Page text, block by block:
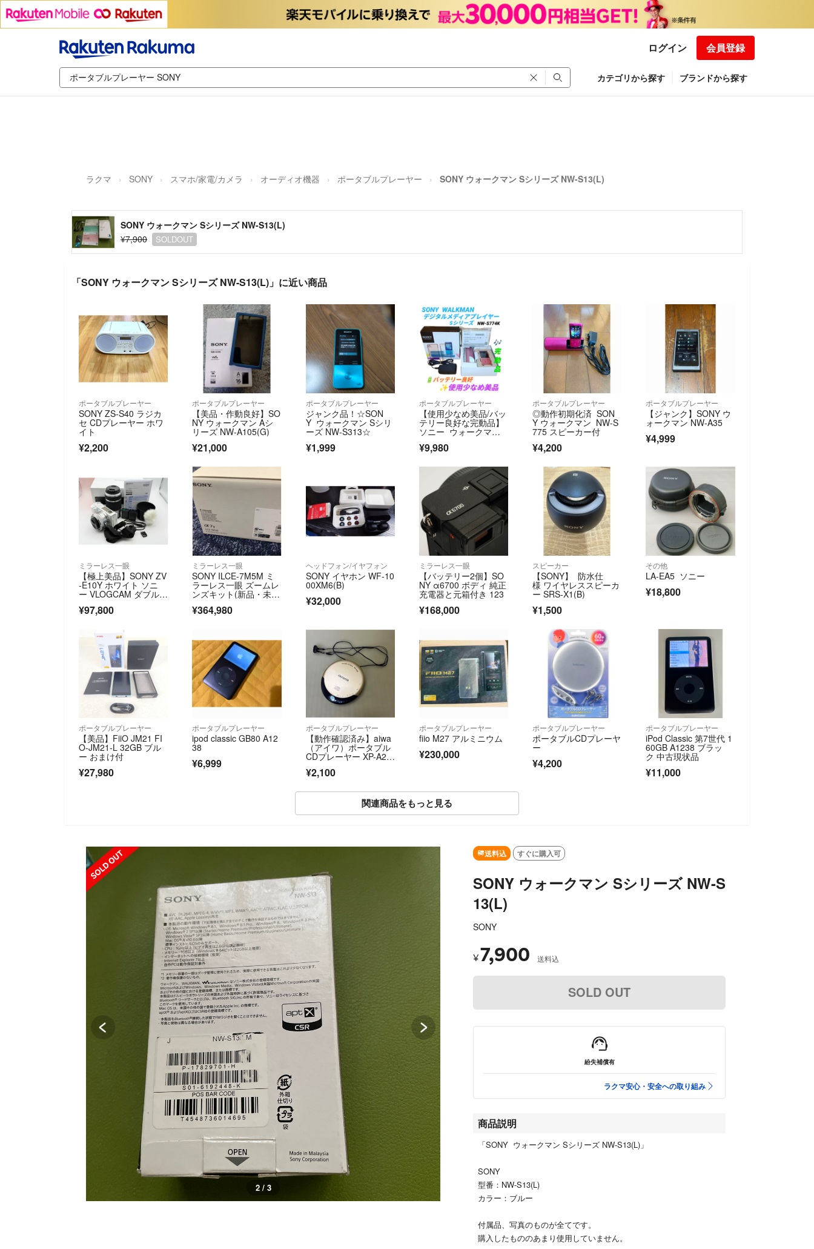
ログイン 会員登録
カテゴリから探す ブランドから探す
ラクマ SONY スマホ/家電/カメラ オーディオ機器 ポータブルプレーヤー SONY ウォークマン Sシリーズ NW-S13(L)
SONY ウォークマン Sシリーズ NW-S13(L)
¥7,900
SOLDOUT
「SONY ウォークマン Sシリーズ NW-S13(L)」に近い商品
ポータブルプレーヤー
SONY ZS-S40 ラジカ
セ CDプレーヤー ホワ
イト
¥2,200
ポータブルプレーヤー
【美品・作動良好】SO
NY ウォークマン Aシ
リーズ NW-A105(G)
¥21,000
ポータブルプレーヤー
ジャンク品！☆SON
Y ウォークマン Sシリ
ーズ NW-S313☆
¥1,999
ポータブルプレーヤー
【使用少なめ美品/バッ
テリー良好な完動品】
ソニー ウォークマ
ン デジタルオーディ
オプレイヤー ライト
¥9,980
ポータブルプレーヤー
◎動作初期化済 SON
Y ウォークマン NW-S
775 スピーカー付
¥4,200
ポータブルプレーヤー
【ジャンク】SONY ウ
ォークマン NW-A35
¥4,999
ミラーレス一眼
【極上美品】SONY ZV
-E10Y ホワイト ソニ
ー VLOGCAM ダブルズ
用カメラ
¥97,800
ミラーレス一眼
SONY ILCE-7M5M ミ
ラーレス一眼 ズームレ
ンズキット(新品・未使
¥364,980
ヘッドフォン/イヤフォン
SONY イヤホン WF-10
00XM6(B)
¥32,000
ミラーレス一眼
【バッテリー2個】SO
NY α6700 ボディ 純正
充電器と元箱付き 123
¥168,000
スピーカー
【SONY】 防水仕
様 ワイヤレススピーカ
ー SRS-X1(B)
¥1,500
その他
LA-EA5 ソニー
¥18,800
ポータブルプレーヤー
【美品】FiiO JM21 FI
O-JM21-L 32GB ブル
ー おまけ付
¥27,980
ポータブルプレーヤー
ipod classic GB80 A12
38
¥6,999
ポータブルプレーヤー
【動作確認済み】aiwa
（アイワ）ポータブル
CDプレーヤー XP-A2
ン付き
¥2,100
ポータブルプレーヤー
fiio M27 アルミニウム
¥230,000
ポータブルプレーヤー
ポータブルCDプレーヤ
ー
¥4,200
ポータブルプレーヤー
iPod Classic 第7世代 1
60GB A1238 ブラッ
ク 中古現状品
¥11,000
関連商品をもっと見る
SOLD OUT
3 / 3
送料込 すぐに購入可
SONY ウォークマン Sシリーズ NW-S
13(L)
SONY
¥7,900 送料込
SOLD OUT
紛失補償有
ラクマ安心・安全への取り組み
商品説明
「SONY ウォークマン Sシリーズ NW-S13(L)」
SONY
型番：NW-S13(L)
カラー：ブルー
付属品、写真のものが全てです。
購入したもののあまり使用していません。